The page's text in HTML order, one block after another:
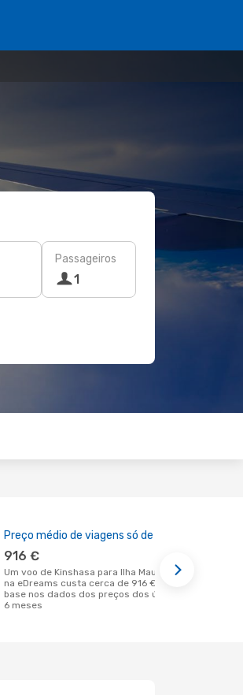
Passageiros
1
Preço médio de viagens só de ida
916 €
Um voo de Kinshasa para Ilha Maurícia
na eDreams custa cerca de 916 €, com
base nos dados dos preços dos últimos
6 meses